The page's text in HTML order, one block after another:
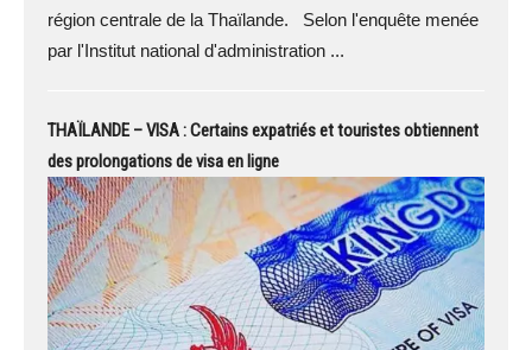
région centrale de la Thaïlande. Selon l'enquête menée
par l'Institut national d'administration ...
THAÏLANDE – VISA : Certains expatriés et touristes obtiennent
des prolongations de visa en ligne